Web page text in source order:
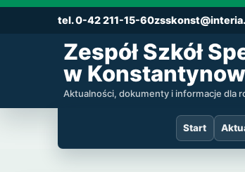
tel. 0-42 211-15-60
Zespół Szkół
w
Aktualności, dokumenty i informacje dla
Start